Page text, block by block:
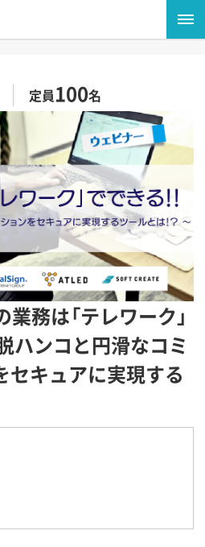
定員100名
業務は「テレワーク」
ハンコと円滑なコミ
セキュアに実現する